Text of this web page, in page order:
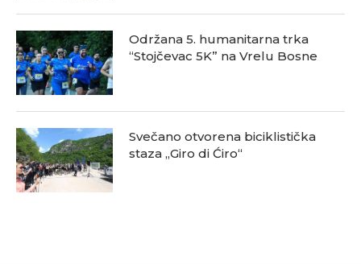
Održana 5. humanitarna trka
“Stojčevac 5K” na Vrelu Bosne
Svečano otvorena biciklistička
staza „Giro di Ćiro“